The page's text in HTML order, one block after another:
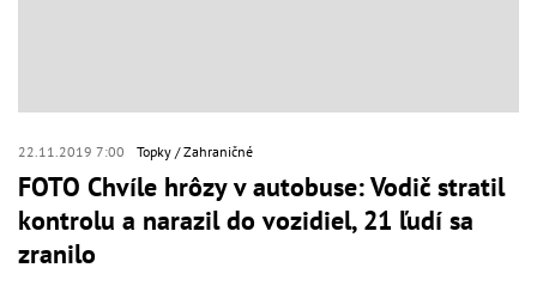
22.11.2019 7:00 Topky Zahraničné
FOTO Chvíle hrôzy v autobuse: Vodič stratil
kontrolu a narazil do vozidiel, 21 ľudí sa
zranilo